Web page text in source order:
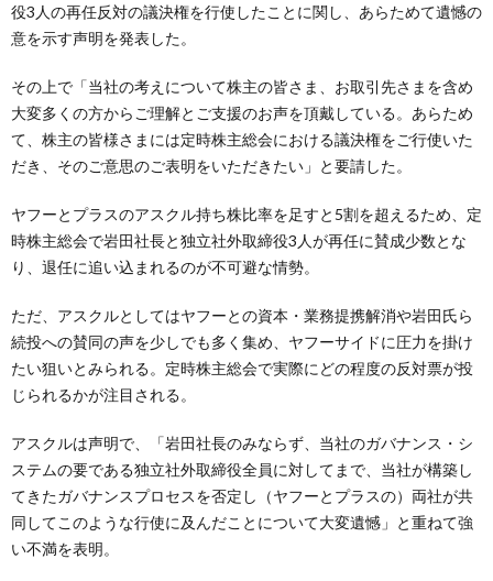
役3人の再任反対の議決権を行使したことに関し、あらためて遺憾の
意を示す声明を発表した。
その上で「当社の考えについて株主の皆さま、お取引先さまを含め
大変多くの方からご理解とご支援のお声を頂戴している。あらため
て、株主の皆様さまには定時株主総会における議決権をご行使いた
だき、そのご意思のご表明をいただきたい」と要請した。
ヤフーとプラスのアスクル持ち株比率を足すと5割を超えるため、定
時株主総会で岩田社長と独立社外取締役3人が再任に賛成少数とな
り、退任に追い込まれるのが不可避な情勢。
ただ、アスクルとしてはヤフーとの資本・業務提携解消や岩田氏ら
続投への賛同の声を少しでも多く集め、ヤフーサイドに圧力を掛け
たい狙いとみられる。定時株主総会で実際にどの程度の反対票が投
じられるかが注目される。
アスクルは声明で、「岩田社長のみならず、当社のガバナンス・シ
ステムの要である独立社外取締役全員に対してまで、当社が構築し
てきたガバナンスプロセスを否定し（ヤフーとプラスの）両社が共
同してこのような行使に及んだことについて大変遺憾」と重ねて強
い不満を表明。